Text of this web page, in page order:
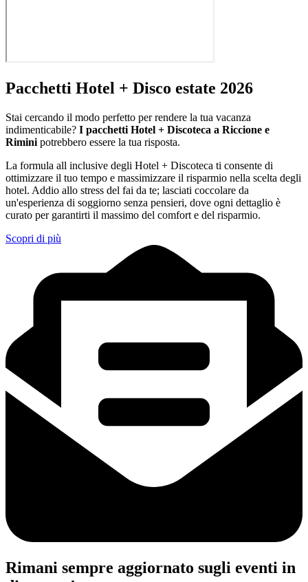
Pacchetti Hotel + Disco estate 2026
Stai cercando il modo perfetto per rendere la tua vacanza
indimenticabile? I pacchetti Hotel + Discoteca a Riccione e
Rimini potrebbero essere la tua risposta.
La formula all inclusive degli Hotel + Discoteca ti consente di
ottimizzare il tuo tempo e massimizzare il risparmio nella scelta degli
hotel. Addio allo stress del fai da te; lasciati coccolare da
un'esperienza di soggiorno senza pensieri, dove ogni dettaglio è
curato per garantirti il massimo del comfort e del risparmio.
Scopri di più
Rimani sempre aggiornato sugli eventi in